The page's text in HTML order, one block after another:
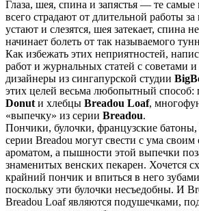
Глаза, шея, спина и запястья — те самые
всего страдают от длительной работы
устают и слезятся, шея затекает, спина
начинает болеть от так называемого
Как избежать этих неприятностей,
работ и журнальных статей с советами
дизайнеры из сингапурской студии
этих целей весьма любопытный способ:
Donut и хлебцы Breadou Loaf,
«выпечку» из серии Breadou.
Пончики, булочки, французские батоны,
серии Breadou могут свести с ума
ароматом, а пышности этой выпечки
знаменитых венских пекарен. Хочется
крайний пончик и впиться в него
поскольку эти булочки несъедобны. И
Breadou Loaf являются подушечками,